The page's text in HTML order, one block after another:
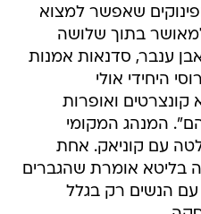
שאפשר למצוא
בתוך שלושה
ענבר, סדנאות אמנות
היחידי אולי
קונצרטים ואופרות
המנהג המקומי
עם קוניאק. אחת
בליטא אומרת שהגברים
עם הנשים רק בגלל